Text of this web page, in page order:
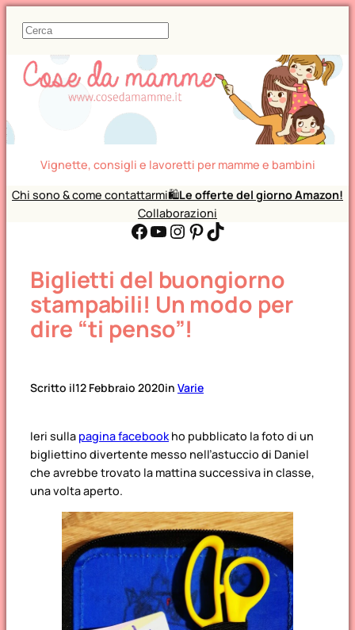
C
r
c
Vignette, consigli e lavoretti per mamme e bambini
Chi sono & come contattarmi🛍️Le offerte del giorno Amazon!
Collaborazioni
Facebook YouTube Instagram Pinterest TikTok
Biglietti del buongiorno
stampabili! Un modo per
dire “ti penso”!
Scritto il12 Febbraio 2020in Varie
Ieri sulla pagina facebookho pubblicato la foto di un
bigliettino divertente messo nell’astuccio di Daniel
che avrebbe trovato la mattina successiva in classe,
una volta aperto.